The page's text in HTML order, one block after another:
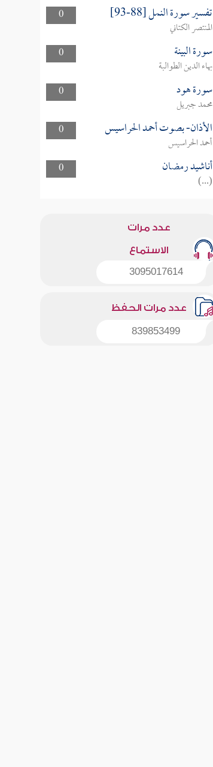
0
تفسير سورة النمل [88-93]
المنتصر الكتاني
0
سورة البينة
بهاء الدين الطوالبة
0
سورة هود
محمد جبريل
0
الأذان- بصوت أحمد الحراسيس
أحمد الحراسيس
0
أناشيد رمضان
(...)
عدد مرات
الاستماع
3095017614
عدد مرات الحفظ
839853499